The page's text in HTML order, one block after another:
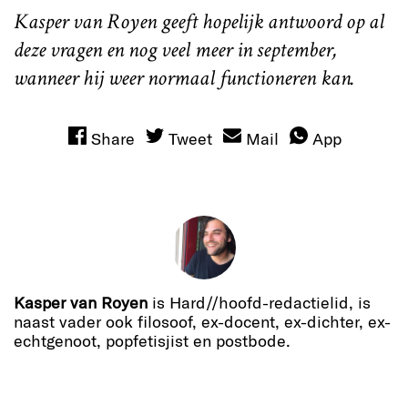
Kasper van Royen geeft hopelijk antwoord op al
deze vragen en nog veel meer in september,
wanneer hij weer normaal functioneren kan.
Share Tweet Mail App
Kasper van Royen is Hard//hoofd-redactielid, is
naast vader ook filosoof, ex-docent, ex-dichter, ex-
echtgenoot, popfetisjist en postbode.